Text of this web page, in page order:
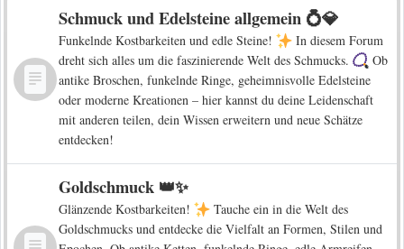
Schmuck und Edelsteine allgemein 💍💎
Funkelnde Kostbarkeiten und edle Steine!
In diesem Forum
dreht sich alles um die faszinierende Welt des Schmucks.
Ob
antike Broschen, funkelnde Ringe, geheimnisvolle Edelsteine
oder moderne Kreationen – hier kannst du deine Leidenschaft
mit anderen teilen, dein Wissen erweitern und neue Schätze
entdecken!
Goldschmuck 👑✨
Glänzende Kostbarkeiten!
Tauche ein in die Welt des
Goldschmucks und entdecke die Vielfalt an Formen, Stilen und